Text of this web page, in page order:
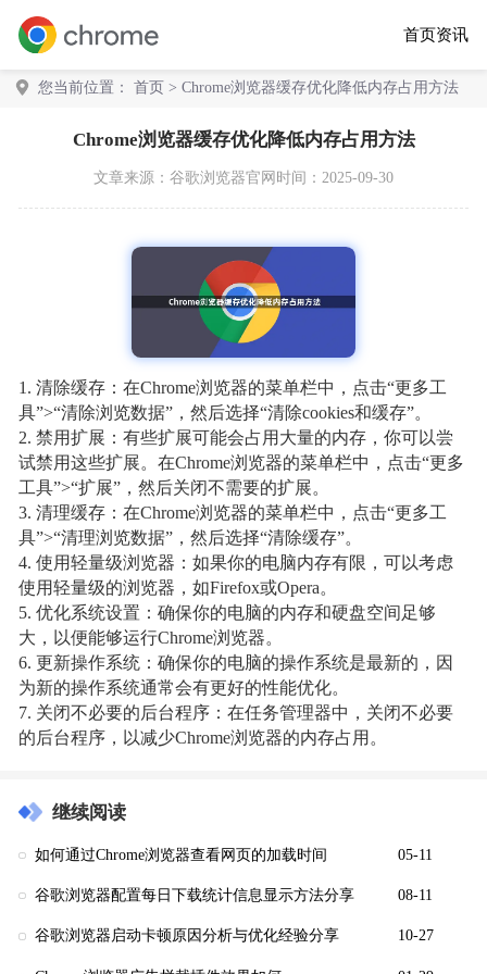
首页资讯
您当前位置： 首页 > Chrome浏览器缓存优化降低内存占用方法
Chrome浏览器缓存优化降低内存占用方法
文章来源： 谷歌浏览器官网 时间：2025-09-30
1. 清除缓存：在Chrome浏览器的菜单栏中，点击“更多工
具”>“清除浏览数据”，然后选择“清除cookies和缓存”。
2. 禁用扩展：有些扩展可能会占用大量的内存，你可以尝
试禁用这些扩展。在Chrome浏览器的菜单栏中，点击“更多
工具”>“扩展”，然后关闭不需要的扩展。
3. 清理缓存：在Chrome浏览器的菜单栏中，点击“更多工
具”>“清理浏览数据”，然后选择“清除缓存”。
4. 使用轻量级浏览器：如果你的电脑内存有限，可以考虑
使用轻量级的浏览器，如Firefox或Opera。
5. 优化系统设置：确保你的电脑的内存和硬盘空间足够
大，以便能够运行Chrome浏览器。
6. 更新操作系统：确保你的电脑的操作系统是最新的，因
为新的操作系统通常会有更好的性能优化。
7. 关闭不必要的后台程序：在任务管理器中，关闭不必要
的后台程序，以减少Chrome浏览器的内存占用。
继续阅读
如何通过Chrome浏览器查看网页的加载时间 05-11
谷歌浏览器配置每日下载统计信息显示方法分享 08-11
谷歌浏览器启动卡顿原因分析与优化经验分享 10-27